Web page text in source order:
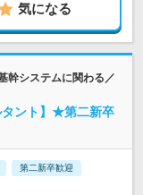
気になる
幹システムに関わる／
タント】★第二新卒
第二新卒歓迎